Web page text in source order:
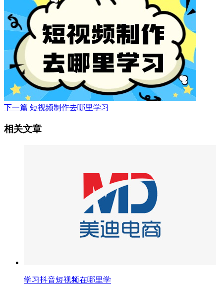
下一篇 短视频制作去哪里学习
相关文章
学习抖音短视频在哪里学